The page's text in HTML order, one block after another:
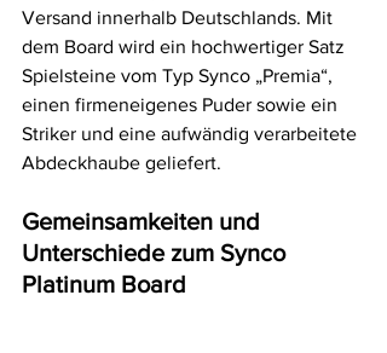
Versand innerhalb Deutschlands. Mit
dem Board wird ein hochwertiger Satz
Spielsteine vom Typ Synco „Premia“,
einen firmeneigenes Puder sowie ein
Striker und eine aufwändig verarbeitete
Abdeckhaube geliefert.
Gemeinsamkeiten und
Unterschiede zum Synco
Platinum Board